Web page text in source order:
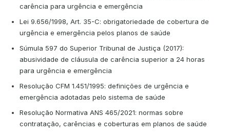
carência para urgência e emergência
Lei 9.656/1998, Art. 35-C: obrigatoriedade de cobertura de
urgência e emergência pelos planos de saúde
Súmula 597 do Superior Tribunal de Justiça (2017):
abusividade de cláusula de carência superior a 24 horas
para urgência e emergência
Resolução CFM 1.451/1995: definições de urgência e
emergência adotadas pelo sistema de saúde
Resolução Normativa ANS 465/2021: normas sobre
contratação, carências e coberturas em planos de saúde